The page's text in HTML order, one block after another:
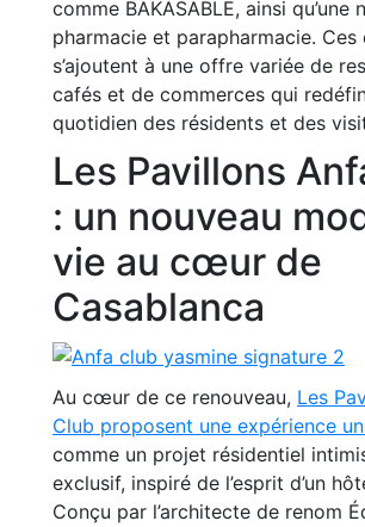
comme BAKASABLE, ainsi qu’une
pharmacie et parapharmacie.
s’ajoutent à une offre variée de
cafés et de commerces qui
quotidien des résidents et des
Les Pavillons
: un nouveau
vie au cœur de
Casablanca
Au cœur de ce renouveau, Les
Club proposent une expérience
comme un projet résidentiel
exclusif, inspiré de l’esprit d’un
Conçu par l’architecte de renom